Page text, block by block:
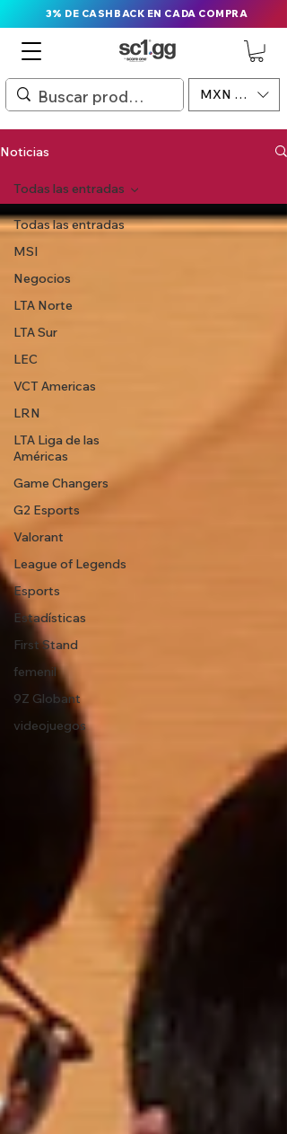
3% DE CASHBACK EN CADA COMPRA
MXN ($)
Noticias
Todas las entradas
MSI
Negocios
LTA Norte
LTA Sur
LEC
VCT Americas
LRN
LTA Liga de las
Américas
Game Changers
G2 Esports
Valorant
League of Legends
Esports
Estadísticas
First Stand
femenil
9Z Globant
videojuegos
Todas las entradas